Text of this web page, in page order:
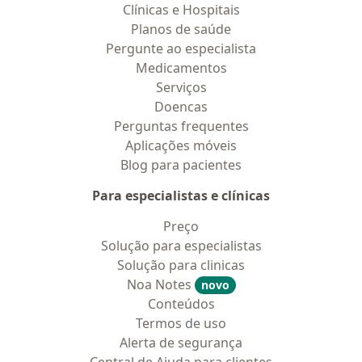
Clínicas e Hospitais
Planos de saúde
Pergunte ao especialista
Medicamentos
Serviços
Doencas
Perguntas frequentes
Aplicações móveis
Blog para pacientes
Para especialistas e clínicas
Preço
Solução para especialistas
Solução para clinicas
Noa Notes
novo
Conteúdos
Termos de uso
Alerta de segurança